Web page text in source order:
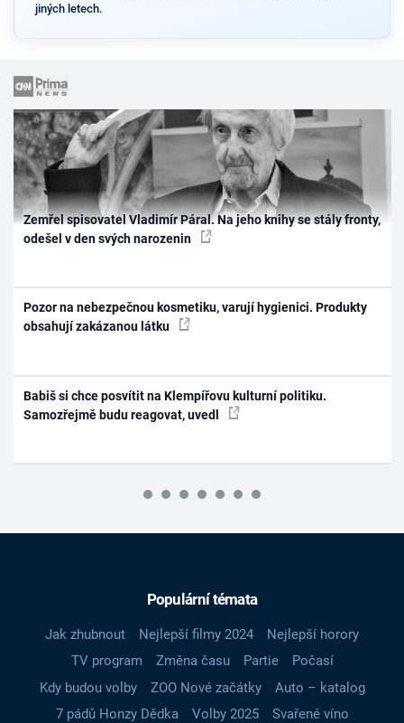
jiných letech.
Zemřel spisovatel Vladimír Páral. Na jeho knihy se stály fronty,
odešel v den svých narozenin
Pozor na nebezpečnou kosmetiku, varují hygienici. Produkty
obsahují zakázanou látku
Babiš si chce posvítit na Klempířovu kulturní politiku.
Samozřejmě budu reagovat, uvedl
Populární témata
Jak zhubnout Nejlepší filmy 2024
Nejlepší horory
TV program
Změna času Partie
Počasí
Kdy budou volby
ZOO Nové začátky
Auto – katalog
7 pádů Honzy Dědka
Volby 2025
Svařené víno